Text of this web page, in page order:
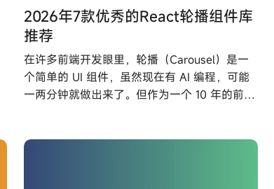
2026年7款优秀的React轮播组件库
推荐
在许多前端开发眼里，轮播（Carousel）是一
个简单的 UI 组件，虽然现在有 AI 编程，可能
一两分钟就做出来了。但作为一个 10 年的前端
长期维护成本。